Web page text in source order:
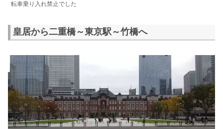
転車乗り入れ禁止でした
皇居から二重橋～東京駅～竹橋へ